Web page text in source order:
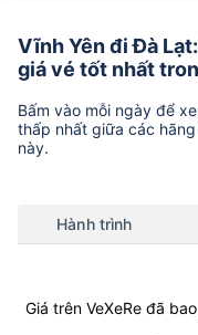
Vĩnh Yên đi Đà
giá vé tốt nhất
Bấm vào mỗi ngày để
thấp nhất giữa các
này.
Hành trình
Giá trên VeXeRe đã